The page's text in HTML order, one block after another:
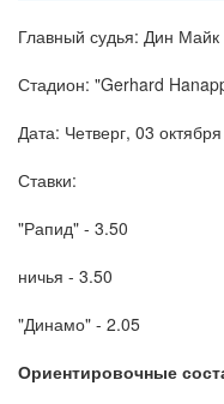
Главный судья: Дин Майк
Стадион: "Gerhard
Дата: Четверг, 03
Ставки:
"Рапид" - 3.50
ничья - 3.50
"Динамо" - 2.05
Ориентировочные